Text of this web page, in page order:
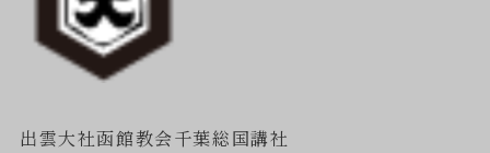
出雲大社函館教会千葉総国講社